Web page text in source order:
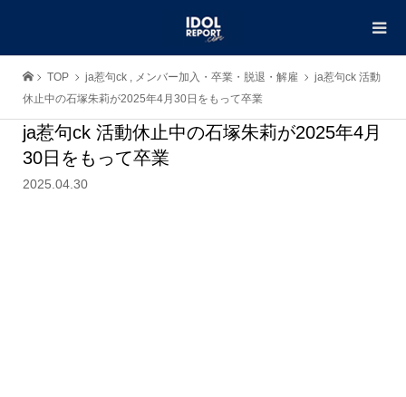
TOP ja惹句ck , メンバー加入・卒業・脱退・解雇
ja惹句ck 活動
休止中の石塚朱莉が2025年4月30日をもって卒業
ja惹句ck 活動休止中の石塚朱莉が2025年4月
30日をもって卒業
2025.04.30